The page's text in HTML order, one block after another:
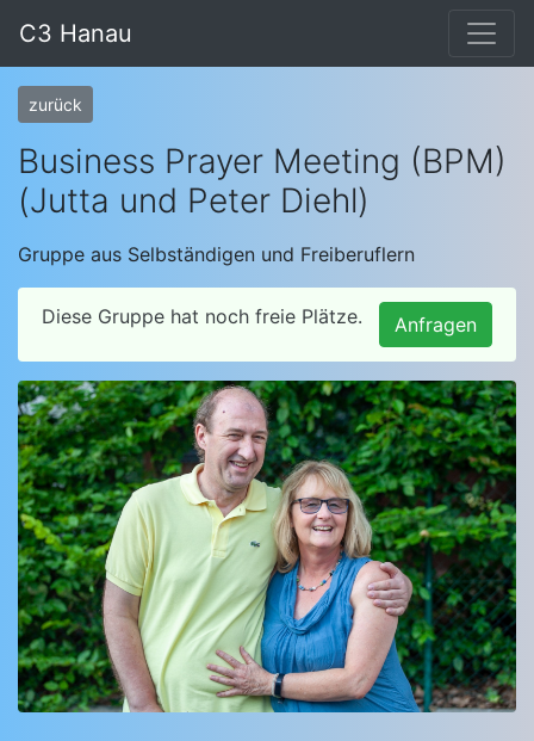
C3 Hanau
zurück
Business Prayer Meeting (BPM)
(Jutta und Peter Diehl)
Gruppe aus Selbständigen und Freiberuflern
Diese Gruppe hat noch freie Plätze. Anfragen